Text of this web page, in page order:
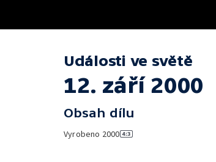
Události ve světě
12. září 2000
Obsah dílu
Vyrobeno 2000